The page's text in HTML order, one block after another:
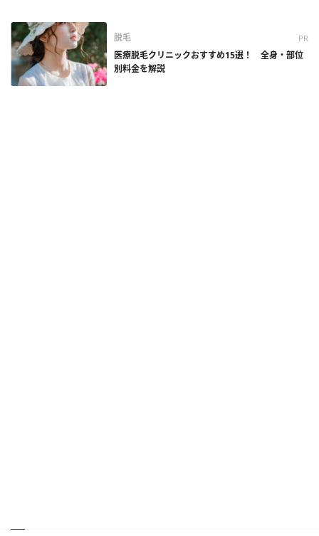
脱毛 PR
医療脱毛クリニックおすすめ15選！ 全身・部位
別料金を解説